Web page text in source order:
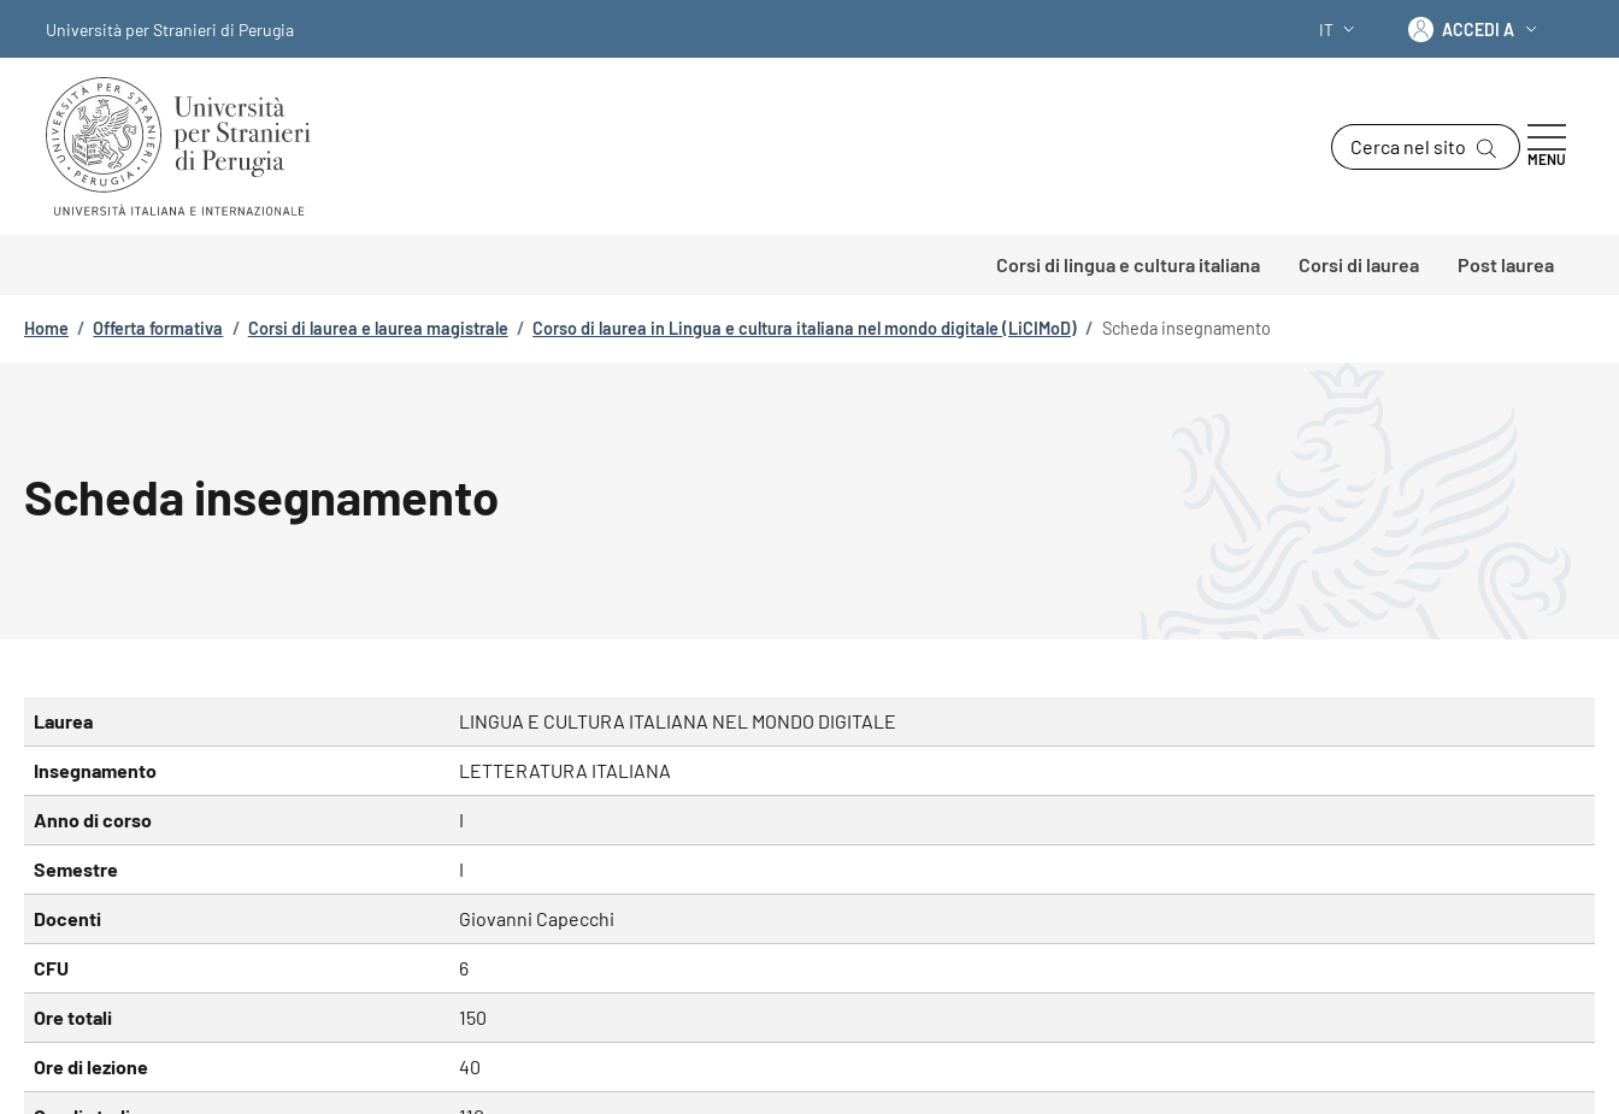
Università per Stranieri di Perugia
SELETTORE LINGUA: CURRENT
IT Accedi a
ACCEDI A
Cerca nel sito
MENU
Corsi di lingua e cultura italiana Corsi di laurea Post laurea
Briciole di pane
Home / Offerta formativa / Corsi di laurea e laurea magistrale / Corso di laurea in Lingua e cultura italiana nel mondo digitale (LiCIMoD) / Scheda insegnamento
Scheda insegnamento
Laurea LINGUA E CULTURA ITALIANA NEL MONDO DIGITALE
Insegnamento LETTERATURA ITALIANA
Anno di corso I
Semestre I
Docenti Giovanni Capecchi
CFU 6
Ore totali 150
Ore di lezione 40